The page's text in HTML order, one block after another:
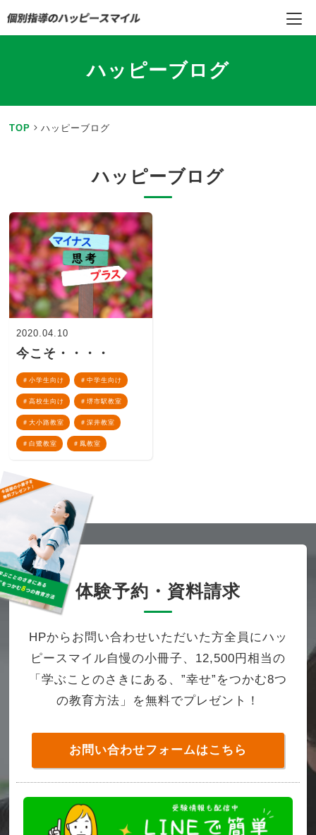
ハッピーブログ
TOP ハッピーブログ
ハッピーブログ
2020.04.10
今こそ・・・・
小学生向け 中学生向け
高校生向け 堺市駅教室
大小路教室 深井教室
白鷺教室 鳳教室
体験予約・資料請求
HPからお問い合わせいただいた方全員にハッ
ピースマイル自慢の小冊子、12,500円相当の
「学ぶことのさきにある、”幸せ”をつかむ8つ
の教育方法」を無料でプレゼント！
お問い合わせフォームはこちら